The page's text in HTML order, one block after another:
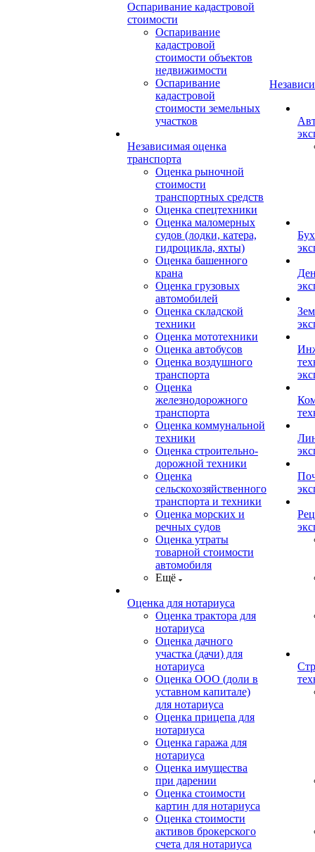
Оспаривание кадастровой
стоимости
Оспаривание
кадастровой
стоимости объектов
недвижимости
Оспаривание
кадастровой
стоимости земельных
участков
Независимая оценка
транспорта
Оценка рыночной
стоимости
транспортных средств
Оценка спецтехники
Оценка маломерных
судов (лодки, катера,
гидроцикла, яхты)
Оценка башенного
крана
Оценка грузовых
автомобилей
Оценка складской
техники
Оценка мототехники
Оценка автобусов
Оценка воздушного
транспорта
Оценка
железнодорожного
транспорта
Оценка коммунальной
техники
Оценка строительно-
дорожной техники
Оценка
сельскохозяйственного
транспорта и техники
Оценка морских и
речных судов
Оценка утраты
товарной стоимости
автомобиля
Ещё
Оценка для нотариуса
Оценка трактора для
нотариуса
Оценка дачного
участка (дачи) для
нотариуса
Оценка ООО (доли в
уставном капитале)
для нотариуса
Оценка прицепа для
нотариуса
Оценка гаража для
нотариуса
Оценка имущества
при дарении
Оценка стоимости
картин для нотариуса
Оценка стоимости
активов брокерского
счета для нотариуса